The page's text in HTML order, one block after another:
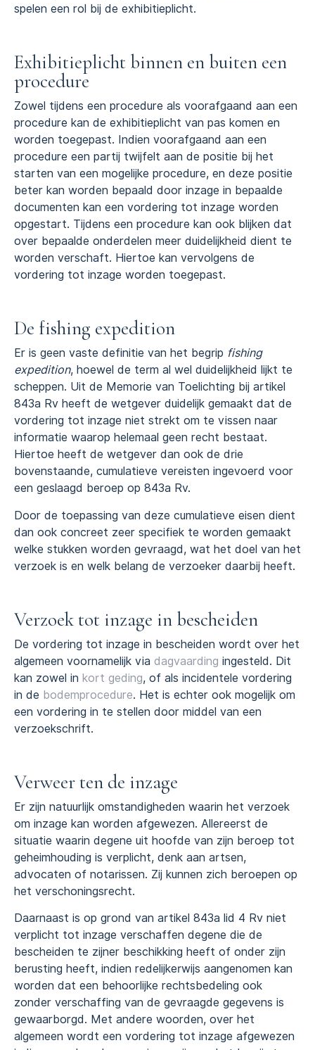
spelen een rol bij de exhibitieplicht.
Exhibitieplicht binnen en buiten een
procedure
Zowel tijdens een procedure als voorafgaand aan een
procedure kan de exhibitieplicht van pas komen en
worden toegepast. Indien voorafgaand aan een
procedure een partij twijfelt aan de positie bij het
starten van een mogelijke procedure, en deze positie
beter kan worden bepaald door inzage in bepaalde
documenten kan een vordering tot inzage worden
opgestart. Tijdens een procedure kan ook blijken dat
over bepaalde onderdelen meer duidelijkheid dient te
worden verschaft. Hiertoe kan vervolgens de
vordering tot inzage worden toegepast.
De fishing expedition
Er is geen vaste definitie van het begrip fishing
expedition, hoewel de term al wel duidelijkheid lijkt te
scheppen. Uit de Memorie van Toelichting bij artikel
843a Rv heeft de wetgever duidelijk gemaakt dat de
vordering tot inzage niet strekt om te vissen naar
informatie waarop helemaal geen recht bestaat.
Hiertoe heeft de wetgever dan ook de drie
bovenstaande, cumulatieve vereisten ingevoerd voor
een geslaagd beroep op 843a Rv.
Door de toepassing van deze cumulatieve eisen dient
dan ook concreet zeer specifiek te worden gemaakt
welke stukken worden gevraagd, wat het doel van het
verzoek is en welk belang de verzoeker daarbij heeft.
Verzoek tot inzage in bescheiden
De vordering tot inzage in bescheiden wordt over het
algemeen voornamelijk via dagvaarding ingesteld. Dit
kan zowel in kort geding, of als incidentele vordering
in de bodemprocedure. Het is echter ook mogelijk om
een vordering in te stellen door middel van een
verzoekschrift.
Verweer ten de inzage
Er zijn natuurlijk omstandigheden waarin het verzoek
om inzage kan worden afgewezen. Allereerst de
situatie waarin degene uit hoofde van zijn beroep tot
geheimhouding is verplicht, denk aan artsen,
advocaten of notarissen. Zij kunnen zich beroepen op
het verschoningsrecht.
Daarnaast is op grond van artikel 843a lid 4 Rv niet
verplicht tot inzage verschaffen degene die de
bescheiden te zijner beschikking heeft of onder zijn
berusting heeft, indien redelijkerwijs aangenomen kan
worden dat een behoorlijke rechtsbedeling ook
zonder verschaffing van de gevraagde gegevens is
gewaarborgd. Met andere woorden, over het
algemeen wordt een vordering tot inzage afgewezen